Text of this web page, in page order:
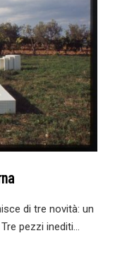
di tre novità: un
pezzi inediti…